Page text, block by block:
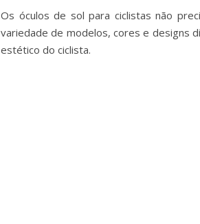
Os óculos de sol para ciclistas não
variedade de modelos, cores e designs
estético do ciclista.